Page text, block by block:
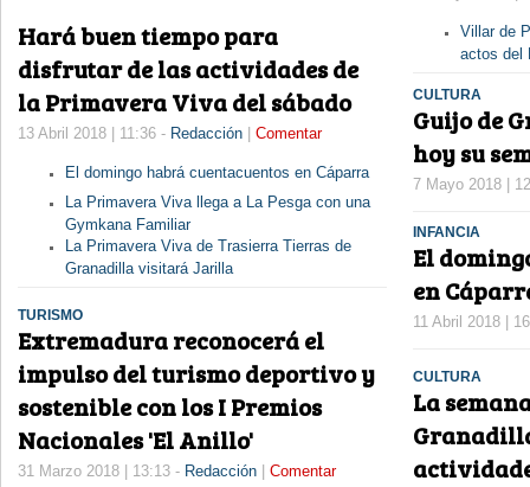
Hará buen tiempo para
disfrutar de las actividades de
la Primavera Viva del sábado
13 Abril 2018 | 11:36 - Redacción | Comentar
El domingo habrá cuentacuentos en Cáparra
La Primavera Viva llega a La Pesga con una
Gymkana Familiar
La Primavera Viva de Trasierra Tierras de
Granadilla visitará Jarilla
TURISMO
Extremadura reconocerá el
impulso del turismo deportivo y
sostenible con los I Premios
Nacionales 'El Anillo'
31 Marzo 2018 | 13:13 - Redacción | Comentar
Villar de
actos del
CULTURA
Guijo de
hoy su
7 Mayo 2018 |
INFANCIA
El
en
11 Abril 2018 |
CULTURA
La